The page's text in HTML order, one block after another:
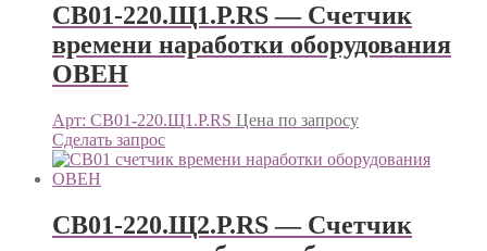
СВ01-220.Щ1.Р.RS — Счетчик
времени наработки оборудования
ОВЕН
Арт: СВ01-220.Щ1.Р.RS Цена по запросу
Сделать запрос
СВ01-220.Щ2.Р.RS — Счетчик